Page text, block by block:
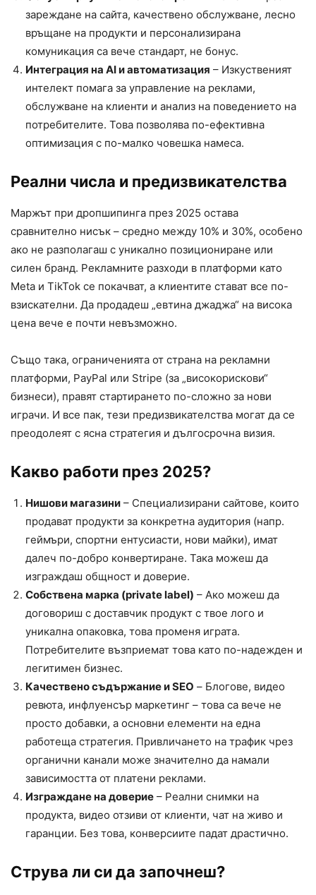
зареждане на сайта, качествено обслужване, лесно
връщане на продукти и персонализирана
комуникация са вече стандарт, не бонус.
Интеграция на AI и автоматизация – Изкуственият
интелект помага за управление на реклами,
обслужване на клиенти и анализ на поведението на
потребителите. Това позволява по-ефективна
оптимизация с по-малко човешка намеса.
Реални числа и предизвикателства
Маржът при дропшипинга през 2025 остава
сравнително нисък – средно между 10% и 30%, особено
ако не разполагаш с уникално позициониране или
силен бранд. Рекламните разходи в платформи като
Meta и TikTok се покачват, а клиентите стават все по-
взискателни. Да продадеш „евтина джаджа“ на висока
цена вече е почти невъзможно.
Също така, ограниченията от страна на рекламни
платформи, PayPal или Stripe (за „високорискови“
бизнеси), правят стартирането по-сложно за нови
играчи. И все пак, тези предизвикателства могат да се
преодолеят с ясна стратегия и дългосрочна визия.
Какво работи през 2025?
Нишови магазини – Специализирани сайтове, които
продават продукти за конкретна аудитория (напр.
геймъри, спортни ентусиасти, нови майки), имат
далеч по-добро конвертиране. Така можеш да
изграждаш общност и доверие.
Собствена марка (private label) – Ако можеш да
договориш с доставчик продукт с твое лого и
уникална опаковка, това променя играта.
Потребителите възприемат това като по-надежден и
легитимен бизнес.
Качествено съдържание и SEO – Блогове, видео
ревюта, инфлуенсър маркетинг – това са вече не
просто добавки, а основни елементи на една
работеща стратегия. Привличането на трафик чрез
органични канали може значително да намали
зависимостта от платени реклами.
Изграждане на доверие – Реални снимки на
продукта, видео отзиви от клиенти, чат на живо и
гаранции. Без това, конверсиите падат драстично.
Струва ли си да започнеш?